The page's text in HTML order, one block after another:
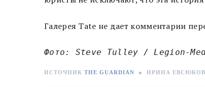
Галерея Tate не дает комментарии
Фото: Steve Tulley / Legion-
ИСТОЧНИК THE GUARDIAN ● ИРИНА